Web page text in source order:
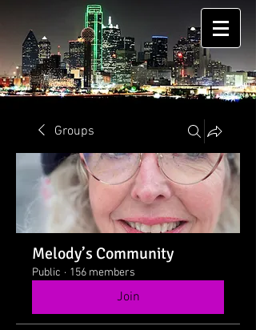
Groups
Melody’s Community
Public · 156 members
Join